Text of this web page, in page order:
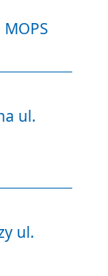
ul.
ul.